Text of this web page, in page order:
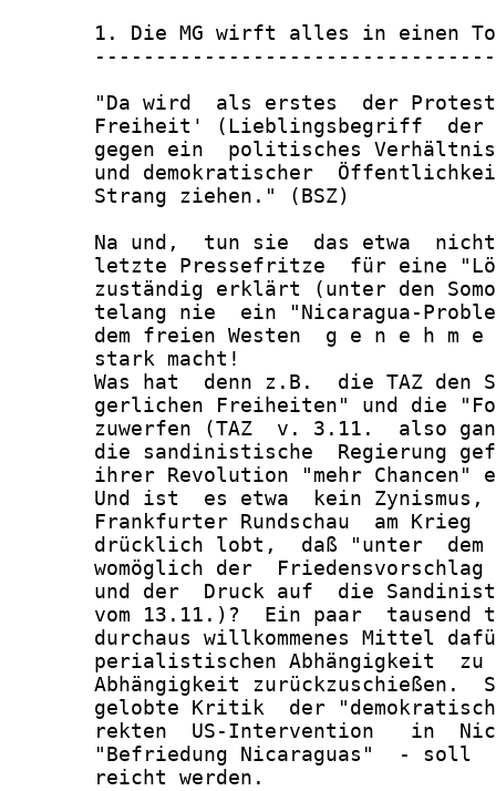
1. Die MG wirft alles in einen
"Da wird  als erstes  der
Freiheit' (Lieblingsbegriff
gegen ein  politisches
und demokratischer
       Strang ziehen." (BSZ)
Na und,  tun sie  das etwa
letzte Pressefritze  für eine
zuständig erklärt (unter den
telang nie  ein "Nicaragua-
dem freien Westen  g e n e h m
       stark macht!
Was hat  denn z.B.  die TAZ den
gerlichen Freiheiten" und die
zuwerfen (TAZ  v. 3.11.  also
die sandinistische  Regierung
ihrer Revolution "mehr Chancen"
Und ist  es etwa  kein
Frankfurter Rundschau  am Krieg
drücklich lobt,  daß "unter
womöglich der
und der  Druck auf  die
vom 13.11.)?  Ein paar  tausend
durchaus willkommenes Mittel
perialistischen Abhängigkeit
Abhängigkeit zurückzuschießen.
gelobte Kritik  der
rekten  US-Intervention   in
"Befriedung Nicaraguas"  - soll
       reicht werden.